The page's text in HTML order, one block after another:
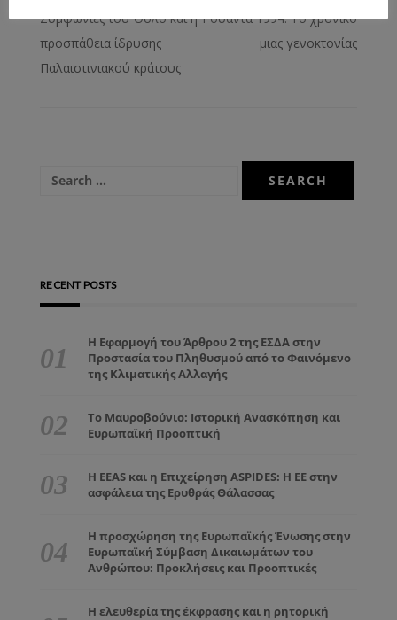
Συμφωνίες του Όσλο και η
προσπάθεια ίδρυσης
Παλαιστινιακού κράτους
Ρουάντα 1994: Το χρονικό
μιας γενοκτονίας
RECENT POSTS
Η Εφαρμογή του Άρθρου 2 της ΕΣΔΑ στην
Προστασία του Πληθυσμού από το Φαινόμενο
της Κλιματικής Αλλαγής
Το Μαυροβούνιο: Ιστορική Ανασκόπηση και
Ευρωπαϊκή Προοπτική
Η EEAS και η Επιχείρηση ASPIDES: Η ΕΕ στην
ασφάλεια της Ερυθράς Θάλασσας
Η προσχώρηση της Ευρωπαϊκής Ένωσης στην
Ευρωπαϊκή Σύμβαση Δικαιωμάτων του
Ανθρώπου: Προκλήσεις και Προοπτικές
Η ελευθερία της έκφρασης και η ρητορική